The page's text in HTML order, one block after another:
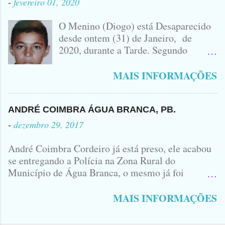
IDOMINIS FIDELIS FOTO
IDOMINIS FIDELIS VEÍCULO
ENVOLVIDO NO ACIDENTE UMA
MONTANA NA FOTO VOCÊS
PODEM OBSERVAR QUE TODAS...
O Menino (Diogo) está Desaparecido
desde ontem (31) de Janeiro, de
2020, durante a Tarde. Segundo
Bairro Jardim Karlota, aqui em
Companhia de dois Elementos. [83]9
98356406 - Se você souber de alguma
Informação, favor avisar através deste
Luciana, ela tá Desesperada.
MAIS INFORMAÇÕES
ANDRÉ COIMBRA ÁGUA BRANCA, PB.
- dezembro 29, 2017
André Coimbra Cordeiro já está preso, ele acabou
se entregando a Polícia na Zona Rural do
Município de Água Branca, o mesmo já foi
cedo, tinha surgido a informação que, o acusado,
MAIS INFORMAÇÕES